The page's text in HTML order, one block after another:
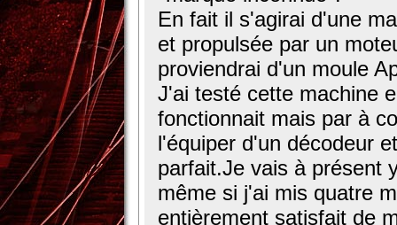
En fait il s'agirai d'une
et propulsée par un
proviendrai d'un moule
J'ai testé cette machine
fonctionnait mais par à
l'équiper d'un décodeur
parfait.Je vais à présent
même si j'ai mis quatre
entièrement satisfait de